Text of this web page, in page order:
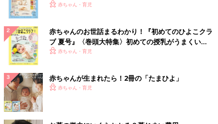
大人になってから面倒くさくてスルーしていたイベントも、子ど
もがいると、ついやってしまいます。 例えば、節分の豆まき。子
どもが保育園で作ってきた鬼の仮面をかぶせ、豆を渡して、「鬼
は〜そと、福は〜うち」。ただ豆を投げるだけなのに、真剣な様
子が、かわいい！！！！！ そしてまた、そんなにうまく投げられ
ていないのを見て、来年はもっとうまく投げられるのかなーとか
成長を想像して、
この親バカフィルターを通すことで、全てのイベントが楽しくな
ってしまう、不思議。
いっぱい！
赤ちゃん・育児
赤ちゃんのお世話まるわかり！『初めてのひよこクラ
ブ 夏号』〈巻頭大特集〉初めての授乳がうまくい
く！ おっぱい・ミルクの基本と夏のトラブル 解決テ
赤ちゃん・育児
赤ちゃんが生まれたら！2冊の「たまひよ」
赤ちゃん・育児